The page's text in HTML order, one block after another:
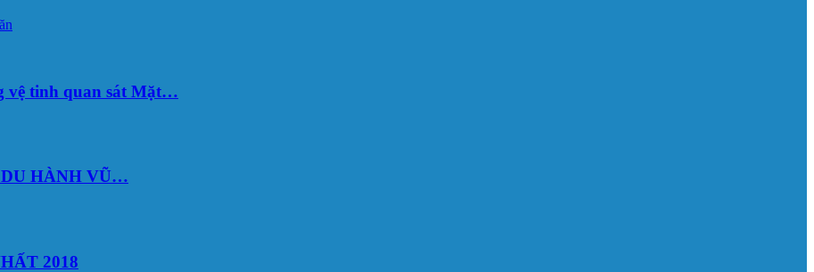
vệ tinh quan sát Mặt…
HÀNH VŨ…
2018